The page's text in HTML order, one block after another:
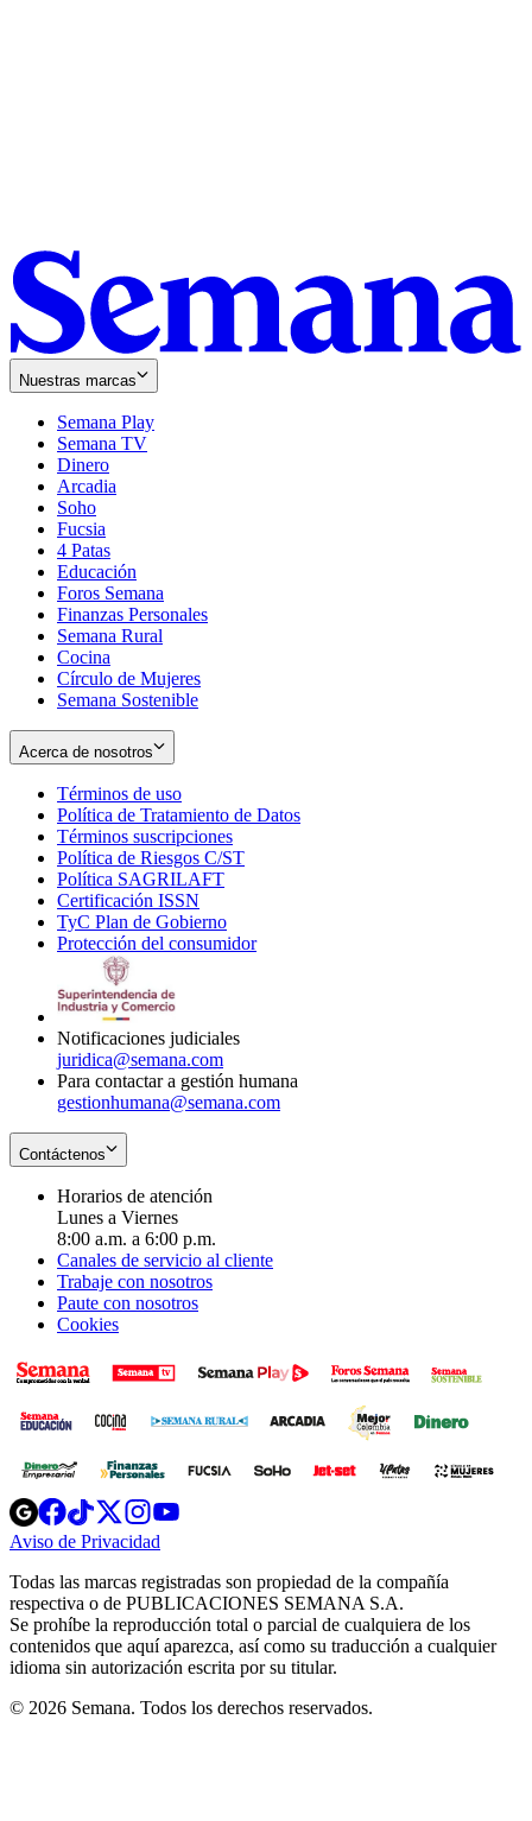
Nuestras marcas
Semana Play
Semana TV
Dinero
Arcadia
Soho
in
new
window
Fucsia
in
new
window
4 Patas
Educación
Foros Semana
Finanzas Personales
Semana Rural
Cocina
Círculo de Mujeres
Semana Sostenible
Acerca de nosotros
Términos de uso
in
new
window
Política de Tratamiento de Datos
Términos suscripciones
in
Política de Riesgos C/ST
Política SAGRILAFT
new
window
Certificación ISSN
in
new
TyC Plan de Gobierno
in
Protección del consumidorOpens
Notificaciones judiciales
juridica@semana.com
Para contactar a gestión humana
gestionhumana@semana.com
Contáctenos
Horarios de atención
Lunes a Viernes
8:00 a.m. a 6:00 p.m.
Canales de servicio al cliente
Trabaje con nosotros
Paute con nosotros
Cookies
Opens
in
new
Opens
in
new
Opens
in
new
window
Opens
new
windowwindow
Aviso de Privacidad
new
window
Todas las marcas registradas son propiedad de la compañía
respectiva o de PUBLICACIONES SEMANA S.A.
Se prohíbe la reproducción total o parcial de cualquiera de los
contenidos que aquí aparezca, así como su traducción a cualquier
idioma sin autorización escrita por su titular.
© 2026 Semana. Todos los derechos reservados.